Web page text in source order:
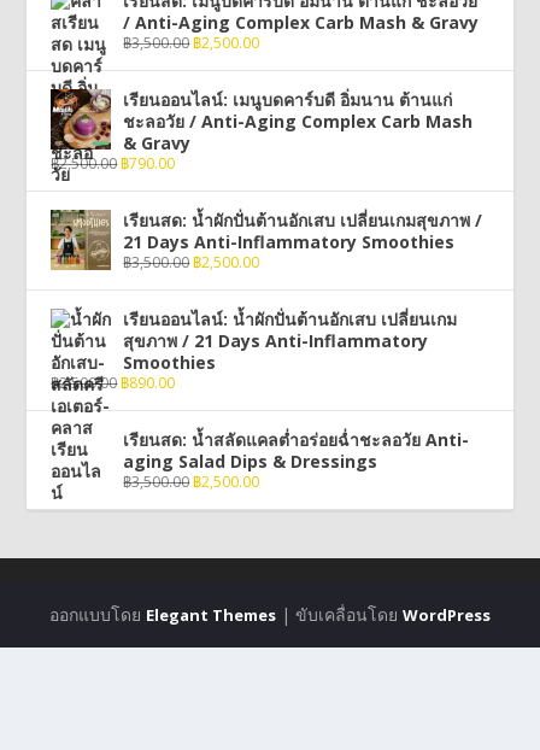
/ Anti-Aging Complex Carb Mash & Gravy
฿3,500.00฿2,500.00
เรียนออนไลน์: เมนูบดคาร์บดี อิ่มนาน ต้านแก่
ชะลอวัย / Anti-Aging Complex Carb Mash
& Gravy
฿2,500.00฿790.00
เรียนสด: น้ำผักปั่นต้านอักเสบ เปลี่ยนเกมสุขภาพ /
21 Days Anti-Inflammatory Smoothies
฿3,500.00฿2,500.00
เรียนออนไลน์: น้ำผักปั่นต้านอักเสบ เปลี่ยนเกม
สุขภาพ / 21 Days Anti-Inflammatory
Smoothies
฿2,500.00฿890.00
เรียนสด: น้ำสลัดแคลต่ำอร่อยฉ่ำชะลอวัย Anti-
aging Salad Dips & Dressings
฿3,500.00฿2,500.00
ออกแบบโดย Elegant Themes | ขับเคลื่อนโดย WordPress